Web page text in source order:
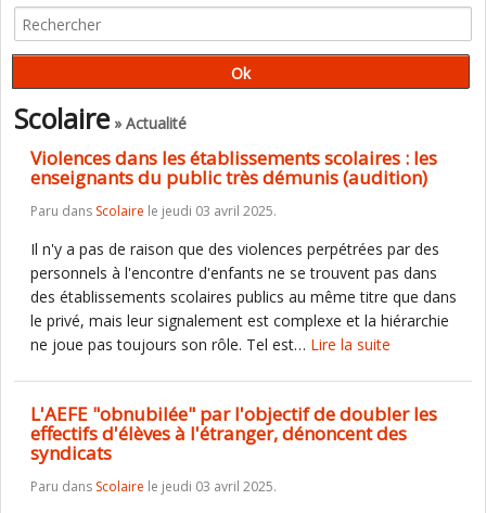
Scolaire» Actualité
Violences dans les établissements scolaires : les
enseignants du public très démunis (audition)
Paru dans Scolaire le jeudi 03 avril 2025.
Il n'y a pas de raison que des violences perpétrées par des
personnels à l'encontre d'enfants ne se trouvent pas dans
des établissements scolaires publics au même titre que dans
le privé, mais leur signalement est complexe et la hiérarchie
ne joue pas toujours son rôle. Tel est… Lire la suite
L'AEFE "obnubilée" par l'objectif de doubler les
effectifs d'élèves à l'étranger, dénoncent des
syndicats
Paru dans Scolaire le jeudi 03 avril 2025.